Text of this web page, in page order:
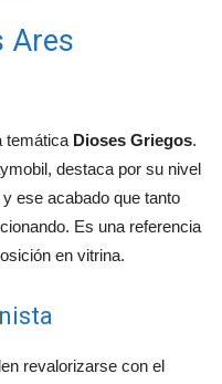
Ares
temática Dioses Griegos.
destaca por su nivel
ese acabado que tanto
Es una referencia
en vitrina.
revalorizarse con el